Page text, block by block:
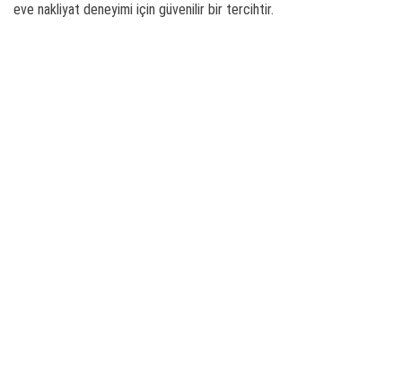
eve nakliyat deneyimi için güvenilir bir tercihtir.